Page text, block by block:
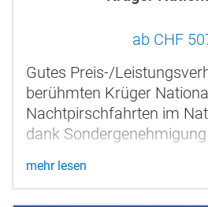
ab CHF
Gutes Preis-/
berühmten Krüger
Nachtpirschfahrten im
dank
mehr lesen